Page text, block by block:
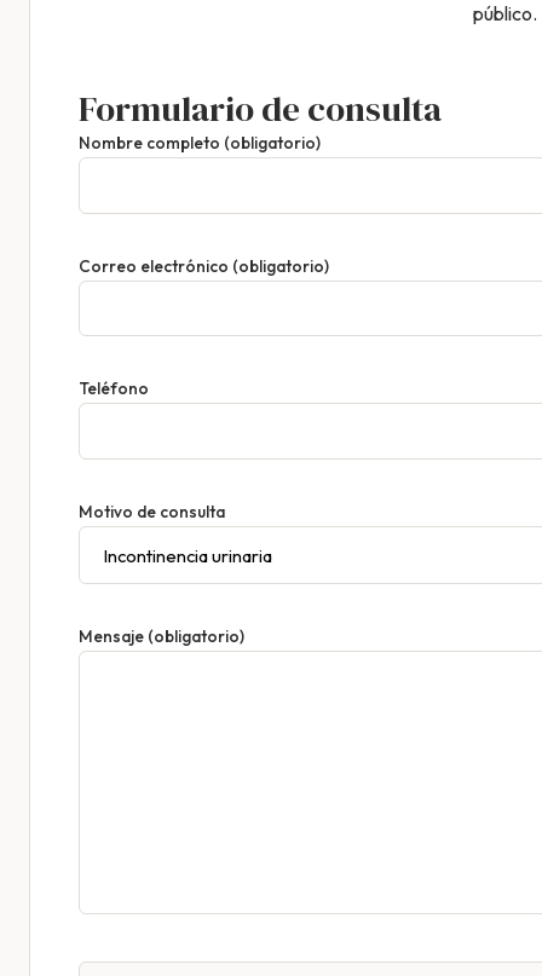
público.
Formulario de consulta
Nombre completo (obligatorio)
Correo electrónico (obligatorio)
Teléfono
Motivo de consulta
Mensaje (obligatorio)